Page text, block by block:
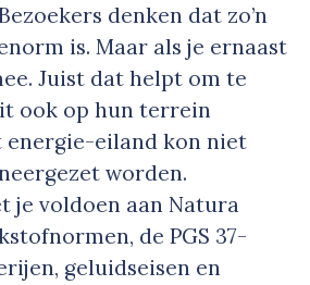
denken dat zo’n
is. Maar als je ernaast
Juist dat helpt om te
ook op hun terrein
energie-eiland kon niet
worden.
je voldoen aan Natura
de PGS 37-
geluidseisen en